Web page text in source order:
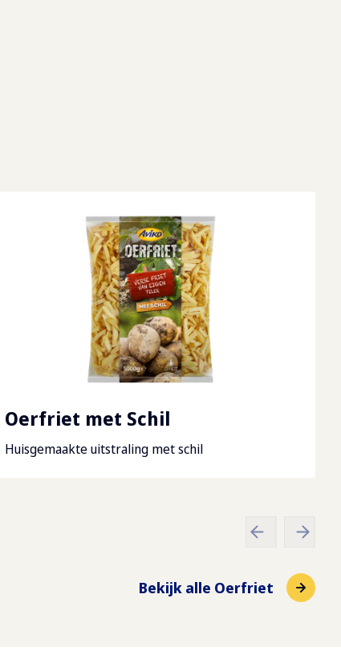
Oerfriet met Schil
Huisgemaakte uitstraling met schil
Bekijk alle Oerfriet